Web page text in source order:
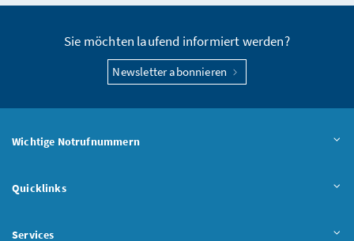
Sie möchten laufend informiert werden?
Newsletter abonnieren
Wichtige Notrufnummern
Quicklinks
Services